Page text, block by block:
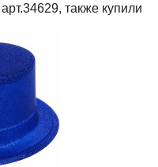
также купили